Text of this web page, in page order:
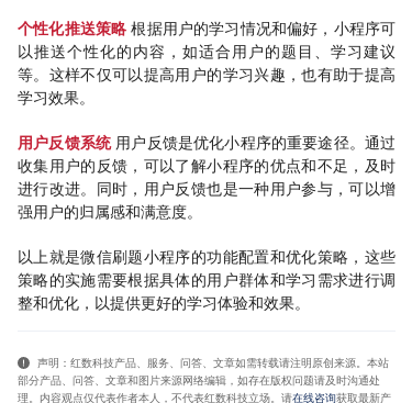
个性化推送策略 根据用户的学习情况和偏好，小程序可
以推送个性化的内容，如适合用户的题目、学习建议
等。这样不仅可以提高用户的学习兴趣，也有助于提高
学习效果。
用户反馈系统用户反馈是优化小程序的重要途径。通过
收集用户的反馈，可以了解小程序的优点和不足，及时
进行改进。同时，用户反馈也是一种用户参与，可以增
强用户的归属感和满意度。
以上就是微信刷题小程序的功能配置和优化策略，这些
策略的实施需要根据具体的用户群体和学习需求进行调
整和优化，以提供更好的学习体验和效果。
声明：红数科技产品、服务、问答、文章如需转载请注明原创来源。本站
部分产品、问答 、文章和图片来源网络编辑，如存在版权问题请及时沟通处
理。内容观点仅代表作者本人，不代表红数科技立场。请在线咨询获取最新产